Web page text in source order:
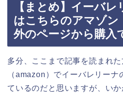
【まとめ】イーバ
はこちらのアマゾン
外のページから購入
多分、ここまで記事を読まれ
（amazon）でイーバレリー
ているのだと思いますが、い